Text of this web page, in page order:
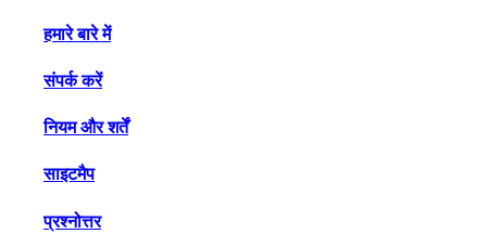
हमारे बारे में
संपर्क करें
नियम और शर्तें
साइटमैप
प्रश्नोत्तर